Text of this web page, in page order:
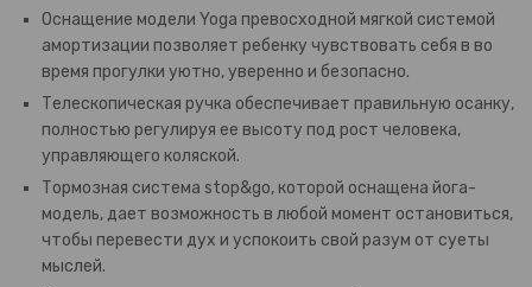
Оснащение модели Yoga превосходной мягкой системой
амортизации позволяет ребенку чувствовать себя в во
время прогулки уютно, уверенно и безопасно.
Телескопическая ручка обеспечивает правильную осанку,
полностью регулируя ее высоту под рост человека,
управляющего коляской.
Тормозная система stop&go, которой оснащена йога-
модель, дает возможность в любой момент остановиться,
чтобы перевести дух и успокоить свой разум от суеты
мыслей.